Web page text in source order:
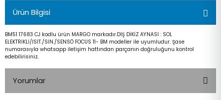
Ürün Bilgisi
BM51 17683 CJ kodlu ürün MARGO markadır.DIŞ DİKİZ AYNASI : SOL
ELEKTRİKLİ/ISIT./SİN./SENSÖ FOCUS 11- BM modeller ile uyumludur. Şase
numarasıyla whatsapp iletişim hattından parçanın doğruluğunu kontrol
edebilirisiniz.
Yorumlar